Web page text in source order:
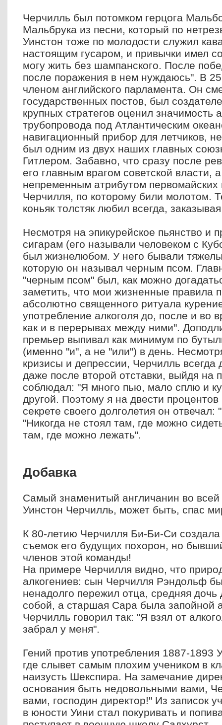
Черчилль был потомком герцога
Мальбрука из песни, который по
Уинстон тоже по молодости служил
настоящим гусаром, и привычки имел
могу жить без шампанского. После
после поражения в нем нуждаюсь". В
членом английского парламента. Он
государственных постов, был
крупных стратегов оценил
трубопровода под Атлантическим
навигационный прибор для летчиков,
был одним из двух наших главных
Гитлером. Забавно, что сразу после
его главным врагом советской власти,
непременным атрибутом
Черчилля, по которому били молотом.
коньяк толстяк любил всегда,
Несмотря на эпикурейское пьянство и
сигарам (его называли человеком с
был жизнелюбом. У него бывали
которую он называл черным псом.
"черным псом" был, как можно
заметить, что мои жизненные правила
абсолютно священного ритуала
употребление алкоголя до, после и во
как и в перерывах между ними".
премьер выпивал как минимум по
(именно "и", а не "или") в день.
кризисы и депрессии, Черчилль всегда
даже после второй отставки, выйдя на
соблюдал: "Я много пью, мало сплю и
другой. Поэтому я на двести
секрете своего долголетия он отвечал:
"Никогда не стоял там, где можно
там, где можно лежать".
Добавка
Самый знаменитый англичанин во
Уинстон Черчилль, может быть, спас
К 80-летию Черчилля Би-Би-Си создала
съемок его будущих похорон, но
членов этой команды!
На примере Черчилля видно, что
алкогениев: сын Черчилля Рэндольф
ненадолго пережил отца, средняя дочь
собой, а старшая Сара была запойной
Черчилль говорил так: "Я взял от
забрал у меня".
Гений против употребления 1887-1893
где слывет самым плохим учеником в
наизусть Шекспира. На замечание
основания быть недовольными вами,
вами, господин директор!" Из записок
в юности Уини стал покуривать и